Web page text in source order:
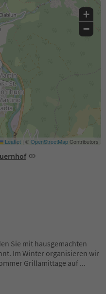
+
−
Leaflet | ©OpenStreetMapContributors
Sie mit hausgemachten
Im Winter organisieren wir
Grillamittage auf ...